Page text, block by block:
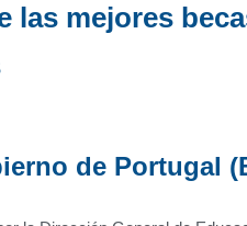
las mejores
de Portugal (